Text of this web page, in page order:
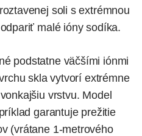
soli s extrémnou
malé ióny sodíka.
podstatne väčšími iónmi
skla vytvorí extrémne
vrstvu. Model
garantuje prežitie
(vrátane 1-metrového